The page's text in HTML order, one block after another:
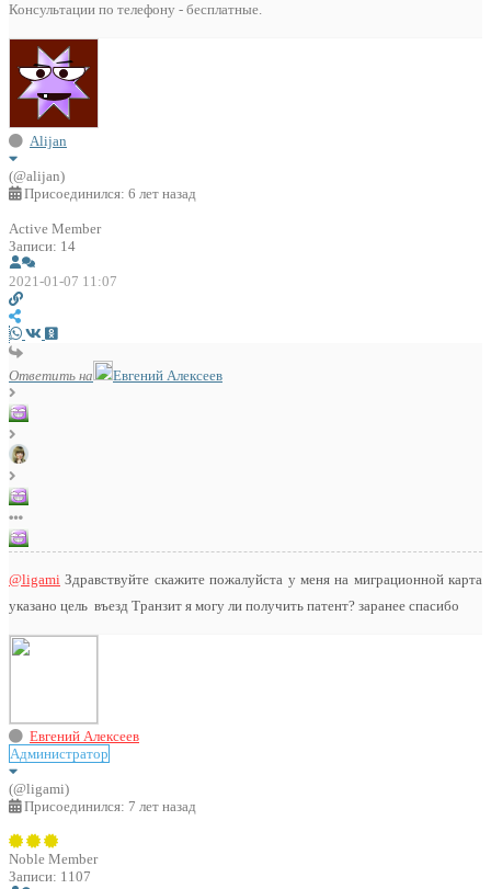
Консультации по телефону - бесплатные.
Alijan
(@alijan)
Присоединился: 6 лет назад
Active Member
Записи: 14
2021-01-07 11:07
Ответить на Евгений Алексеев
@ligami Здравствуйте скажите пожалуйста у меня на миграционной карта
указано цель въезд Транзит я могу ли получить патент? заранее спасибо
Евгений Алексеев
Администратор
(@ligami)
Присоединился: 7 лет назад
Noble Member
Записи: 1107